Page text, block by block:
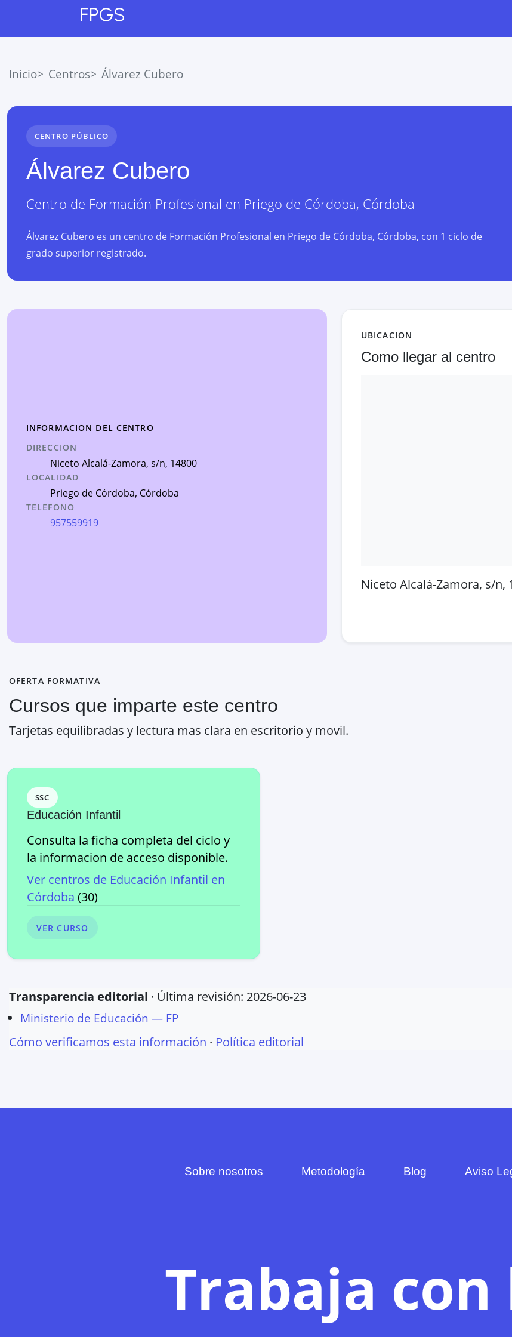
FPGS
Inicio Centros Álvarez Cubero
CENTRO PÚBLICO
Álvarez Cubero
Centro de Formación Profesional en Priego de Córdoba, Córdoba
Álvarez Cubero es un centro de Formación Profesional en Priego de Córdoba, Córdoba, con 1 ciclo de
grado superior registrado.
INFORMACION DEL CENTRO
DIRECCION
Niceto Alcalá-Zamora, s/n, 14800
LOCALIDAD
Priego de Córdoba, Córdoba
TELEFONO
957559919
UBICACION
Como llegar al centro
Niceto Alcalá-Zamora, s/n,
OFERTA FORMATIVA
Cursos que imparte este centro
Tarjetas equilibradas y lectura mas clara en escritorio y movil.
SSC
Educación Infantil
Consulta la ficha completa del ciclo y
la informacion de acceso disponible.
Ver centros de Educación Infantil en
Córdoba (30)
VER CURSO
Transparencia editorial · Última revisión: 2026-06-23
Ministerio de Educación — FP
Cómo verificamos esta información · Política editorial
Sobre nosotros Metodología Blog Aviso
Trabaja con